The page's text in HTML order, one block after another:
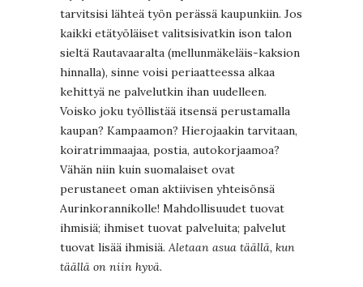
tarvitsisi lähteä työn perässä kaupunkiin. Jos
kaikki etätyöläiset valitsisivatkin ison talon
sieltä Rautavaaralta (mellunmäkeläis-kaksion
hinnalla), sinne voisi periaatteessa alkaa
kehittyä ne palvelutkin ihan uudelleen.
Voisko joku työllistää itsensä perustamalla
kaupan? Kampaamon? Hierojaakin tarvitaan,
koiratrimmaajaa, postia, autokorjaamoa?
Vähän niin kuin suomalaiset ovat
perustaneet oman aktiivisen yhteisönsä
Aurinkorannikolle! Mahdollisuudet tuovat
ihmisiä; ihmiset tuovat palveluita; palvelut
tuovat lisää ihmisiä. Aletaan asua täällä, kun
täällä on niin hyvä.